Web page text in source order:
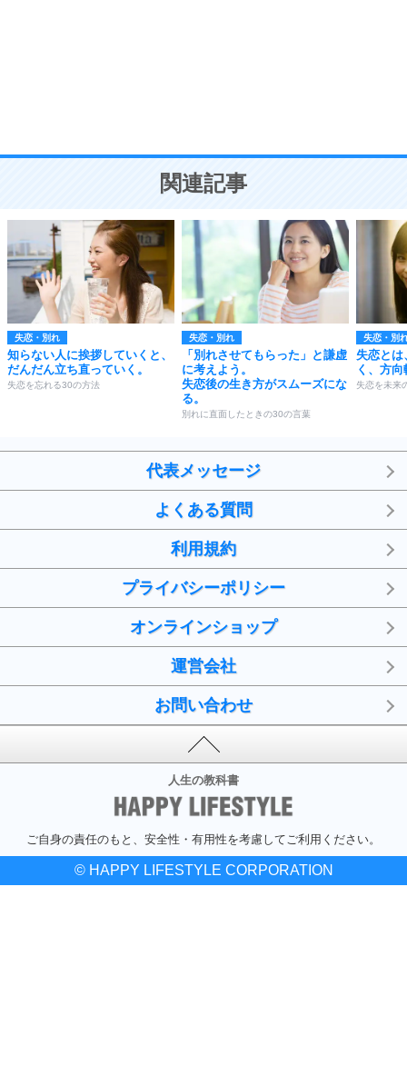
ことが大切。
関連記事
失恋・別れ
知らない人に挨拶していくと、
だんだん立ち直っていく。
失恋を忘れる30の方法
失恋・別れ
「別れさせてもらった」と謙虚
に考えよう。
失恋後の生き方がスムーズにな
る。
別れに直面したときの30の言葉
失恋・別
失恋とは
く、方
失恋を未来
代表メッセージ
よくある質問
利用規約
プライバシーポリシー
オンラインショップ
運営会社
お問い合わせ
人生の教科書
ご自身の責任のもと、安全性・有用性を考慮してご利用ください。
© HAPPY LIFESTYLE CORPORATION